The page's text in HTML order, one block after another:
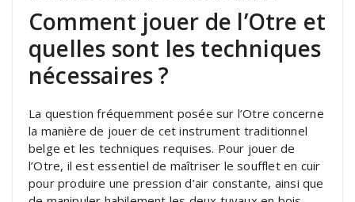
Comment jouer de l’Otre et
quelles sont les techniques
nécessaires ?
La question fréquemment posée sur l’Otre concerne
la manière de jouer de cet instrument traditionnel
belge et les techniques requises. Pour jouer de
l’Otre, il est essentiel de maîtriser le soufflet en cuir
pour produire une pression d’air constante, ainsi que